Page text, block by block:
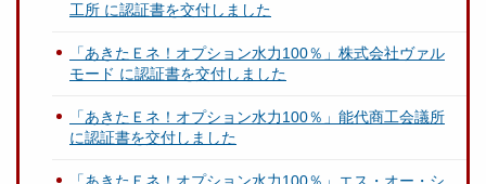
工所 に認証書を交付しました
「あきたＥネ！オプション水力100％」株式会社ヴァル
モード に認証書を交付しました
「あきたＥネ！オプション水力100％」能代商工会議所
に認証書を交付しました